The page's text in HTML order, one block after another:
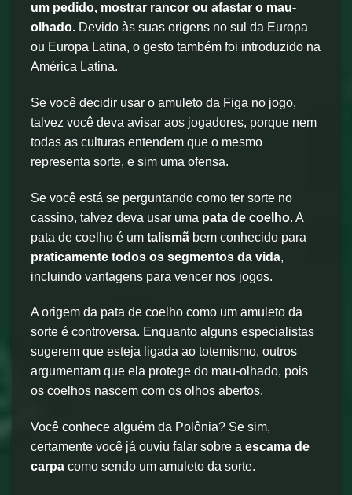
um pedido, mostrar rancor ou afastar o mau-
olhado. Devido às suas origens no sul da Europa
ou Europa Latina, o gesto também foi introduzido na
América Latina.
Se você decidir usar o amuleto da Figa no jogo,
talvez você deva avisar aos jogadores, porque nem
todas as culturas entendem que o mesmo
representa sorte, e sim uma ofensa.
Se você está se perguntando como ter sorte no
cassino, talvez deva usar uma pata de coelho. A
pata de coelho é um talismã bem conhecido para
praticamente todos os segmentos da vida,
incluindo vantagens para vencer nos jogos.
A origem da pata de coelho como um amuleto da
sorte é controversa. Enquanto alguns especialistas
sugerem que esteja ligada ao totemismo, outros
argumentam que ela protege do mau-olhado, pois
os coelhos nascem com os olhos abertos.
Você conhece alguém da Polônia? Se sim,
certamente você já ouviu falar sobre a escama de
carpa como sendo um amuleto da sorte.